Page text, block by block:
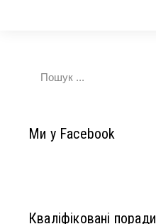
Ми у Facebook
Кваліфіковані поради